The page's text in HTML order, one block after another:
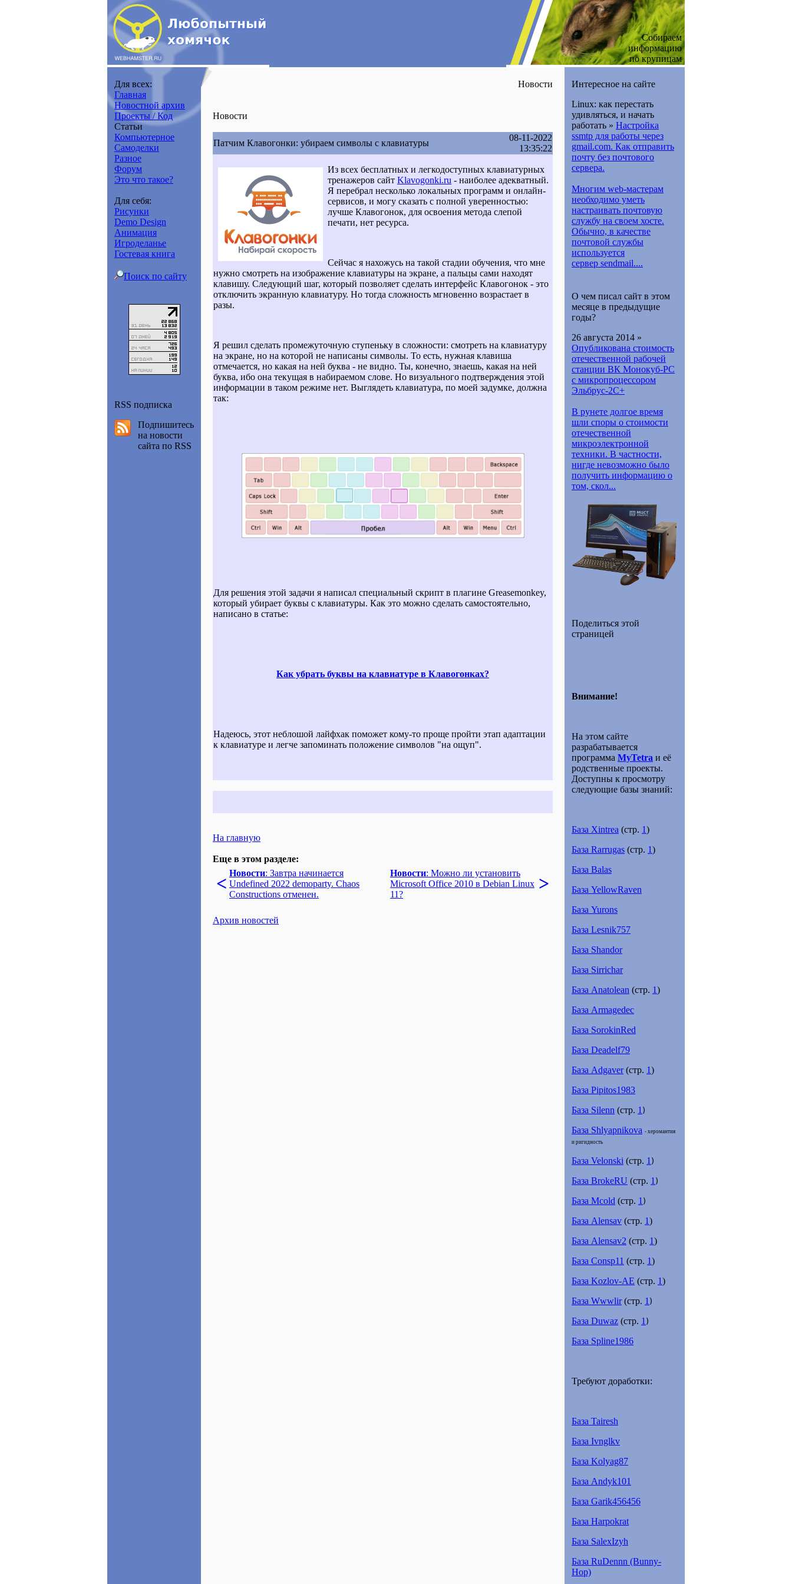
Собираем
информацию
по крупицам
Для всех:
Главная
Новостной архив
Проекты / Код
Статьи
Компьютерное
Самоделки
Разное
Форум
Это что такое?
Для себя:
Рисунки
Demo Design
Анимация
Игроделанье
Гостевая книга
Поиск по сайту
RSS подписка
Подпишитесь
на новости
сайта по RSS
Новости
Новости
Патчим Клавогонки: убираем символы с клавиатуры
08-11-2022
13:35:22
Из всех бесплатных и легкодоступных клавиатурных
тренажеров сайт Klavogonki.ru - наиболее адекватный.
Я перебрал несколько локальных программ и онлайн-
сервисов, и могу сказать с полной уверенностью:
лучше Клавогонок, для освоения метода слепой
печати, нет ресурса.
Сейчас я нахожусь на такой стадии обучения, что мне
нужно смотреть на изображение клавиатуры на экране, а пальцы сами находят
клавишу. Следующий шаг, который позволяет сделать интерфейс Клавогонок - это
отключить экранную клавиатуру. Но тогда сложность мгновенно возрастает в
разы.
Я решил сделать промежуточную ступеньку в сложности: смотреть на клавиатуру
на экране, но на которой не написаны символы. То есть, нужная клавиша
отмечается, но какая на ней буква - не видно. Ты, конечно, знаешь, какая на ней
буква, ибо она текущая в набираемом слове. Но визуального подтверждения этой
информации в таком режиме нет. Выглядеть клавиатура, по моей задумке, должна
так:
Для решения этой задачи я написал специальный скрипт в плагине Greasemonkey,
который убирает буквы с клавиатуры. Как это можно сделать самостоятельно,
написано в статье:
Как убрать буквы на клавиатуре в Клавогонках?
Надеюсь, этот неблошой лайфхак поможет кому-то проще пройти этап адаптации
к клавиатуре и легче запоминать положение символов "на ощуп".
На главную
Еще в этом разделе:
< Новости: Завтра начинается
Undefined 2022 demoparty. Chaos
Constructions отменен.
Новости: Можно ли установить
Microsoft Office 2010 в Debian Linux
11?
>
Архив новостей
Интересное на сайте
Linux: как перестать
удивляться, и начать
работать » Настройка
ssmtp для работы через
gmail.com. Как отправить
почту без почтового
сервера.
Многим web-мастерам
необходимо уметь
настраивать почтовую
службу на своем хосте.
Обычно, в качестве
почтовой службы
используется
сервер sendmail....
О чем писал сайт в этом
месяце в предыдущие
годы?
26 августа 2014 »
Опубликована стоимость
отечественной рабочей
станции ВК Монокуб-PC
с микропроцессором
Эльбрус-2С+
В рунете долгое время
шли споры о стоимости
отечественной
микроэлектронной
техники. В частности,
нигде невозможно было
получить информацию о
том, скол...
Поделиться этой
страницей
Внимание!
На этом сайте
разрабатывается
программа MyTetra и её
родственные проекты.
Доступны к просмотру
следующие базы знаний:
База Xintrea (стр. 1)
База Rarrugas (стр. 1)
База Balas
База YellowRaven
База Yurons
База Lesnik757
База Shandor
База Sirrichar
База Anatolean (стр. 1)
База Аrmagedec
База SorokinRed
База Deadelf79
База Adgaver(стр. 1)
База Pipitos1983
База Silenn (стр. 1 )
База Shlyapnikova - херомантия
и ригидность
База Velonski (стр. 1 )
База BrokeRU (стр. 1 )
База Mcold (стр. 1 )
База Alensav (стр. 1)
База Alensav2 (стр. 1)
База Consp11 (стр. 1)
База Kozlov-AE (стр. 1)
База Wwwlir(стр. 1 )
База Duwaz (стр. 1 )
База Spline1986
Требуют доработки:
База Tairesh
База Ivnglkv
База Kolyag87
База Andyk101
База Garik456456
База Harpokrat
База SalexIzyh
База RuDennn (Bunny-
Hop)